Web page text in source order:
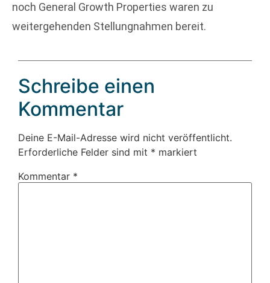
noch General Growth Properties waren zu
weitergehenden Stellungnahmen bereit.
Schreibe einen
Kommentar
Deine E-Mail-Adresse wird nicht veröffentlicht.
Erforderliche Felder sind mit * markiert
Kommentar *